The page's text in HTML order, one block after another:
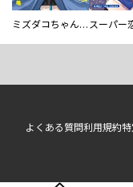
ミズダコちゃんからは逃げられない！
よくある質問利用規約